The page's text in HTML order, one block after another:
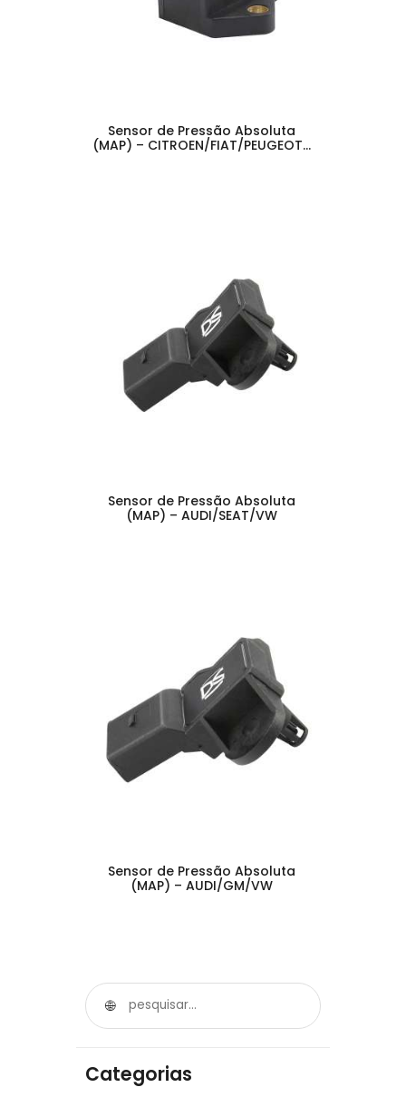
Sensor de Pressão Absoluta
(MAP) – CITROEN/FIAT/PEUGEOT…
Sensor de Pressão Absoluta
(MAP) – AUDI/SEAT/VW
Sensor de Pressão Absoluta
(MAP) – AUDI/GM/VW
Categorias